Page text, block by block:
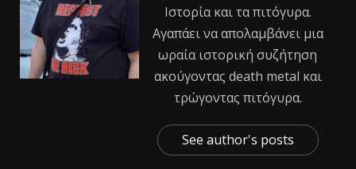
Ιστορία και τα πιτόγυρα.
Αγαπάει να απολαμβάνει μια
ωραία ιστορική συζήτηση
ακούγοντας death metal και
τρώγοντας πιτόγυρα.
See author's posts